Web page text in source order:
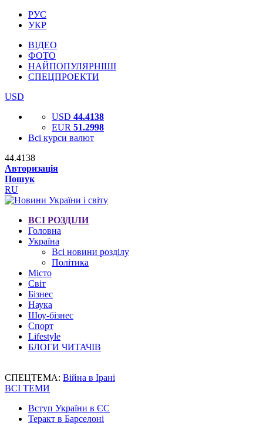
РУС
УКР
ВІДЕО
ФОТО
НАЙПОПУЛЯРНІШІ
СПЕЦПРОЕКТИ
USD
USD 44.4138
EUR 51.2998
Всі курси валют
44.4138
Авторизація
Пошук
RU
ВСІ РОЗДІЛИ
Головна
Україна
Всі новини розділу
Політика
Місто
Світ
Бізнес
Наука
Шоу-бізнес
Спорт
Lifestyle
БЛОГИ ЧИТАЧІВ
СПЕЦТЕМА: Війна в Ірані
ВСІ ТЕМИ
Вступ України в ЄС
Теракт в Барселоні